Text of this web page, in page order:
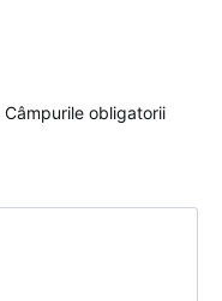
Câmpurile obligatorii